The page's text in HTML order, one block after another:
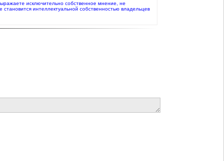
исключительно собственное мнение, не
интеллектуальной собственностью владельцев